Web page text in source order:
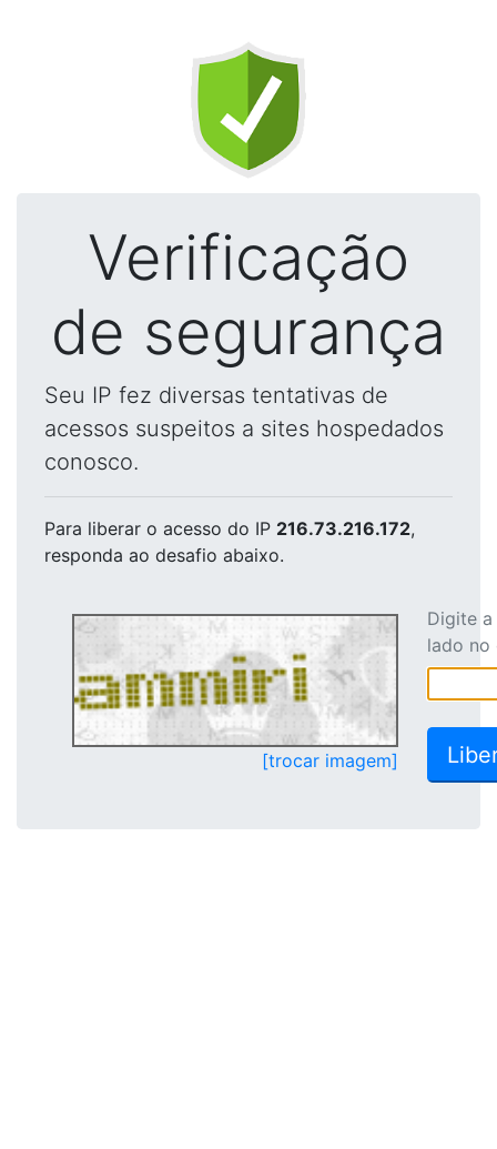
Verificação
de segurança
Seu IP fez diversas tentativas de
acessos suspeitos a sites hospedados
conosco.
Para liberar o acesso do IP 216.73.216.172,
responda ao desafio abaixo.
[trocar imagem]
Digite
lado no